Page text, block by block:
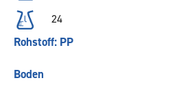
24
Rohstoff: PP
Boden